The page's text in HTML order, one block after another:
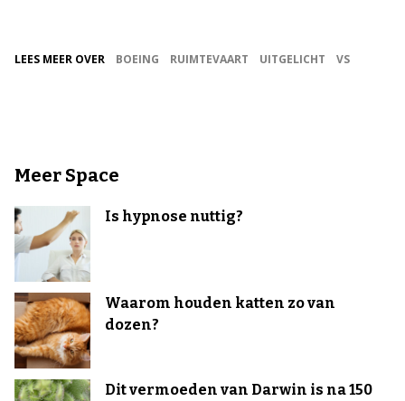
LEES MEER OVER BOEING RUIMTEVAART UITGELICHT VS
Meer Space
Is hypnose nuttig?
Waarom houden katten zo van
dozen?
Dit vermoeden van Darwin is na 150